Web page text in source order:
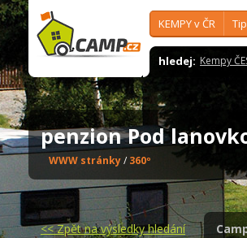
KEMPY v ČR
hledej: Kempy
penzion Pod
WWW stránky/ 360º
<<Zpět na výsledky hledání